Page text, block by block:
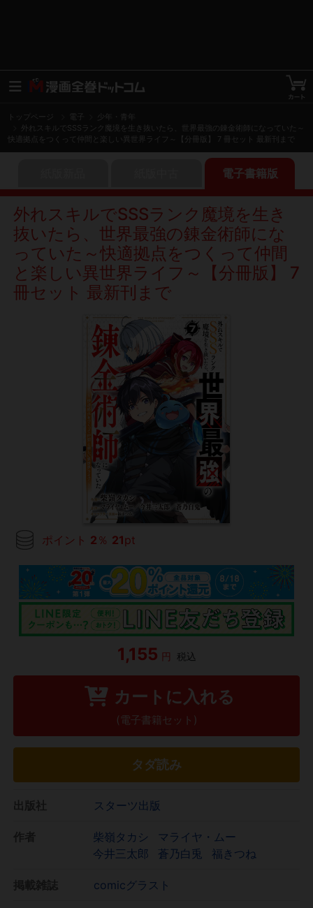
トップページ
少年・青年
外れスキルでSSSランク魔境を生き抜いたら、世界最強の錬金術師になっていた～
快適拠点をつくって仲間と楽しい異世界ライフ～【分冊版】 7 冊セット 最新刊まで
電子書籍版
外れスキルでSSSランク魔境を生き
抜いたら、世界最強の錬金術師にな
っていた～快適拠点をつくって仲間
と楽しい異世界ライフ～【分冊版】 7
冊セット 最新刊まで
ポイント 2 ％ 21pt
1,155 円 税込
カートに入れる
(電子書籍セット)
タダ読み
スターツ出版
柴嶺タカシ
マライヤ・ムー
今井三太郎
蒼乃白兎 福きつね
comicグラスト